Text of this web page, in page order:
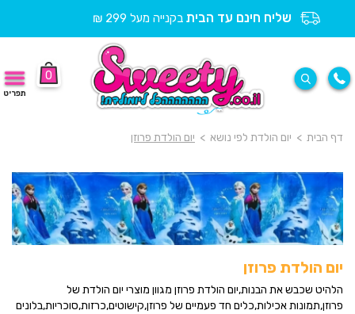
שליח חינם עד הבית בקנייה מעל 299 ₪
0
תפריט
דף הבית > יום הולדת לפי נושא > יום הולדת פרוזן
יום הולדת פרוזן
הלהיט שכבש את הבנות,יום הולדת פרוזן מגוון מוצרי יום הולדת של
פרוזן,תמונות אכילות,כלים חד פעמיים של פרוזן,קישוטים,כרזות,סוכריות,בלונים